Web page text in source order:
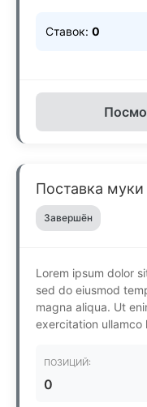
Ставок: 0
Поставка муки
Завершён
Lorem ipsum dolor
sed do eiusmod
magna aliqua. Ut
exercitation ullamco
ПОЗИЦИЙ:
0